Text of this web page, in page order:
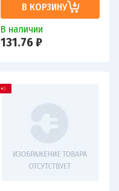
В КОРЗИНУ
В наличии
131.76 ₽